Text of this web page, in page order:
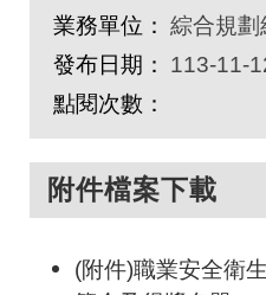
業務單位： 綜合規劃
發布日期：
113-11-
點閱次數：
附件檔案下載
(附件)職業安全衛